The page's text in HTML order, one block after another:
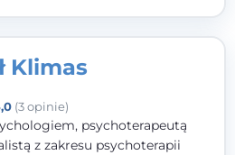
Klimas
(3 opinie)
psychoterapeutą
z zakresu psychoterapii